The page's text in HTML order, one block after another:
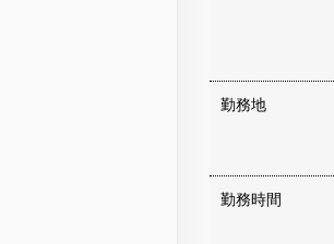
勤務地
勤務時間